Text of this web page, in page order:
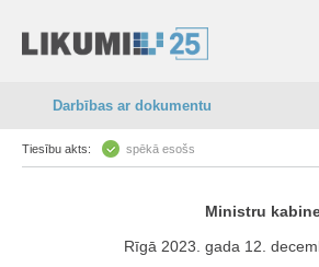
Darbības ar dokumentu
Tiesību akts: spēkā esošs
Ministru
Rīgā 2023. gada 12.